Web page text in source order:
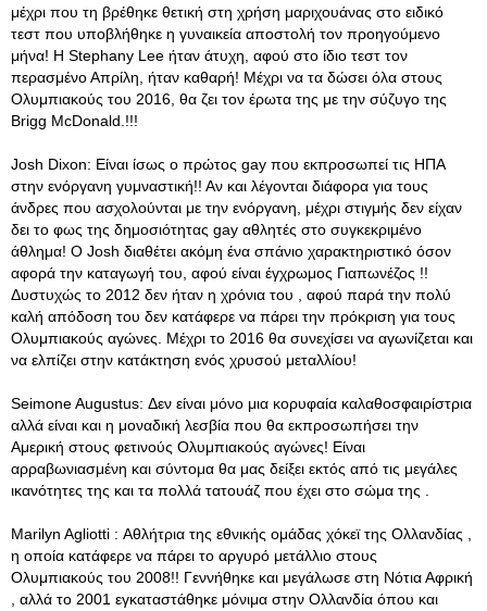
μέχρι που τη βρέθηκε θετική στη χρήση μαριχουάνας στο ειδικό
τεστ που υποβλήθηκε η γυναικεία αποστολή τον προηγούμενο
μήνα! Η Stephany Lee ήταν άτυχη, αφού στο ίδιο τεστ τον
περασμένο Απρίλη, ήταν καθαρή! Μέχρι να τα δώσει όλα στους
Ολυμπιακούς του 2016, θα ζει τον έρωτα της με την σύζυγο της
Brigg McDonald.!!!
Josh Dixon: Είναι ίσως ο πρώτος gay που εκπροσωπεί τις ΗΠΑ
στην ενόργανη γυμναστική!! Αν και λέγονται διάφορα για τους
άνδρες που ασχολούνται με την ενόργανη, μέχρι στιγμής δεν είχαν
δει το φως της δημοσιότητας gay αθλητές στο συγκεκριμένο
άθλημα! Ο Josh διαθέτει ακόμη ένα σπάνιο χαρακτηριστικό όσον
αφορά την καταγωγή του, αφού είναι έγχρωμος Γιαπωνέζος !!
Δυστυχώς το 2012 δεν ήταν η χρόνια του , αφού παρά την πολύ
καλή απόδοση του δεν κατάφερε να πάρει την πρόκριση για τους
Ολυμπιακούς αγώνες. Μέχρι το 2016 θα συνεχίσει να αγωνίζεται και
να ελπίζει στην κατάκτηση ενός χρυσού μεταλλίου!
Seimone Augustus: Δεν είναι μόνο μια κορυφαία καλαθοσφαιρίστρια
αλλά είναι και η μοναδική λεσβία που θα εκπροσωπήσει την
Αμερική στους φετινούς Ολυμπιακούς αγώνες! Είναι
αρραβωνιασμένη και σύντομα θα μας δείξει εκτός από τις μεγάλες
ικανότητες της και τα πολλά τατουάζ που έχει στο σώμα της .
Marilyn Agliotti : Αθλήτρια της εθνικής ομάδας χόκεϊ της Ολλανδίας ,
η οποία κατάφερε να πάρει το αργυρό μετάλλιο στους
Ολυμπιακούς του 2008!! Γεννήθηκε και μεγάλωσε στη Νότια Αφρική
, αλλά το 2001 εγκαταστάθηκε μόνιμα στην Ολλανδία όπου και